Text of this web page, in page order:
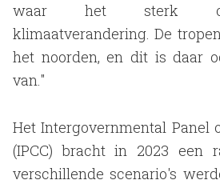
waar het sterk
klimaatverandering. De
het noorden, en dit is daar
van."
Het Intergovernmental Panel
(IPCC) bracht in 2023 een
verschillende scenario's